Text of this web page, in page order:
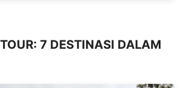
7 DESTINASI DALAM